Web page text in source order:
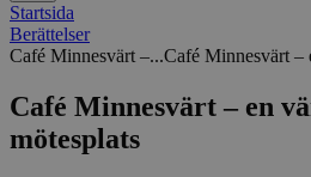
Startsida
Berättelser
Café Minnesvärt –...Café Minnesvärt –
Café Minnesvärt – en
mötesplats